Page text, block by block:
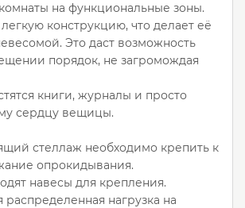
на функциональные зоны.
конструкцию, что делает её
Это даст возможность
порядок, не загромождая
книги, журналы и просто
сердцу вещицы.
стеллаж необходимо крепить к
опрокидывания.
навесы для крепления.
нагрузка на